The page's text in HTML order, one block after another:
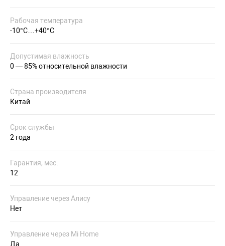
Рабочая температура
-10°С…+40°С
Допустимая влажность
0 — 85% относительной влажности
Страна производителя
Китай
Срок службы
2 года
Гарантия, мес.
12
Управление через Алису
Нет
Управление через Mi Home
Да